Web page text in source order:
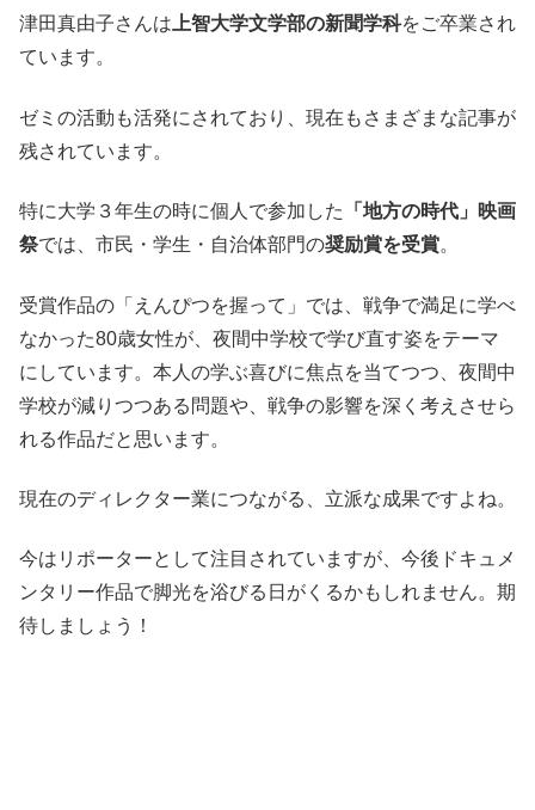
津田真由子さんは 上智大学文学部の新聞学科をご卒業され
ています。
ゼミの活動も活発にされており、現在もさまざまな記事が
残されています。
特に大学３年生の時に個人で参加した
「地方の時代」映画
祭では、市民・学生・自治体部門の奨励賞を受賞。
受賞作品の「えんぴつを握って」では、戦争で満足に学べ
なかった80歳女性が、夜間中学校で学び直す姿をテーマ
にしています。本人の学ぶ喜びに焦点を当てつつ、夜間中
学校が減りつつある問題や、戦争の影響を深く考えさせら
れる作品だと思います。
現在のディレクター業につながる、立派な成果ですよね。
今はリポーターとして注目されていますが、今後ドキュメ
ンタリー作品で脚光を浴びる日がくるかもしれません。期
待しましょう！